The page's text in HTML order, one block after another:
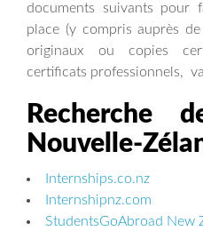
documents suivants pour
place (y compris auprès
originaux ou copies
certificats professionnels,
Recherche
Nouvelle-
Internships.co.nz
Internshipnz.com
StudentsGoAbroad New